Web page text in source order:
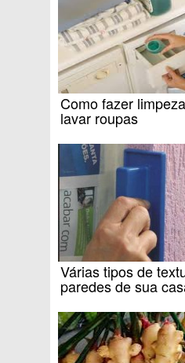
Como fazer
lavar roupas
Várias tipos de
paredes de sua